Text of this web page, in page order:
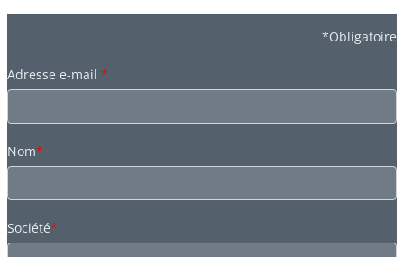
*Obligatoire
Adresse e-mail *
Nom*
Société*